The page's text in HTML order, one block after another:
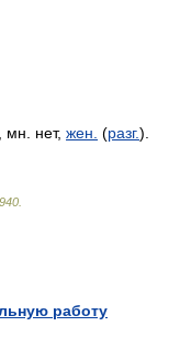
мн. нет, жен. (разг.).
работу